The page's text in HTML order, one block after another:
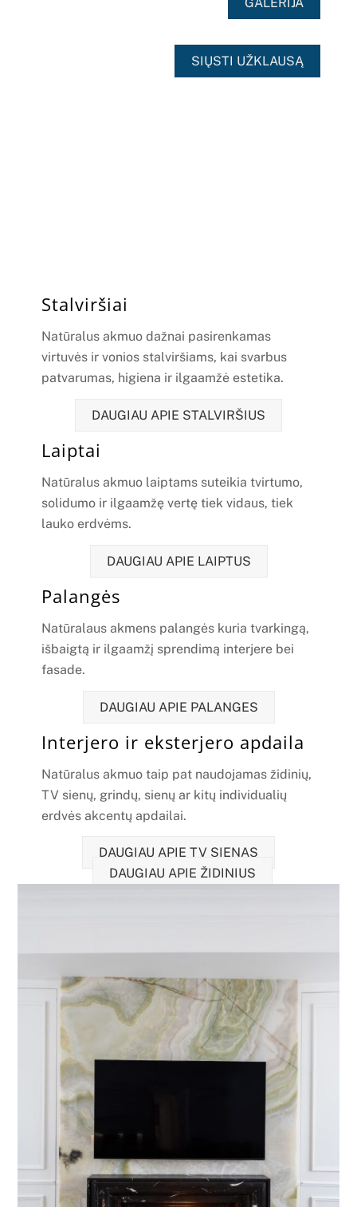
SIŲSTI UŽKLAUSĄ
Stalviršiai
Natūralus akmuo dažnai pasirenkamas
virtuvės ir vonios stalviršiams, kai svarbus
patvarumas, higiena ir ilgaamžė estetika.
DAUGIAU APIE STALVIRŠIUS
Laiptai
Natūralus akmuo laiptams suteikia tvirtumo,
solidumo ir ilgaamžę vertę tiek vidaus, tiek
lauko erdvėms.
DAUGIAU APIE LAIPTUS
Palangės
Natūralaus akmens palangės kuria tvarkingą,
išbaigtą ir ilgaamžį sprendimą interjere bei
fasade.
DAUGIAU APIE PALANGES
Interjero ir eksterjero apdaila
Natūralus akmuo taip pat naudojamas židinių,
TV sienų, grindų, sienų ar kitų individualių
erdvės akcentų apdailai.
DAUGIAU APIE TV SIENAS
DAUGIAU APIE ŽIDINIUS